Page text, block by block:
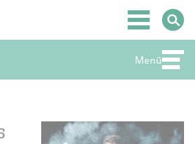
Hauptmenü
Menü